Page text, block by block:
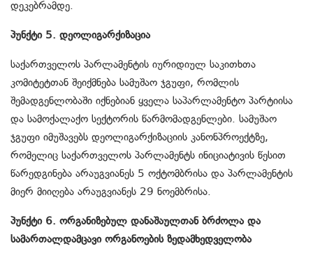
დეკებრამდე.
პუნქტი 5. დეოლიგარქიზაცია
საქართველოს პარლამენტის იურიდიულ საკითხთა
კომიტეტთან შეიქმნება სამუშაო ჯგუფი, რომლის
შემადგენლობაში იქნებიან ყველა საპარლამენტო პარტიისა
და სამოქალაქო სექტორის წარმომადგენლები. სამუშაო
ჯგუფი იმუშავებს დეოლიგარქიზაციის კანონპროექტზე,
რომელიც საქართველოს პარლამენტს ინიციატივის წესით
წარედგინება არაუგვიანეს 5 ოქტომბრისა და პარლამენტის
მიერ მიიღება არაუგვიანეს 29 ნოემბრისა.
პუნქტი 6. ორგანიზებულ დანაშაულთან ბრძოლა და
სამართალდამცავი ორგანოების ზედამხედველობა